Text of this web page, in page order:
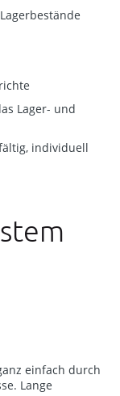
Lager- und
individuell
einfach durch
Lange